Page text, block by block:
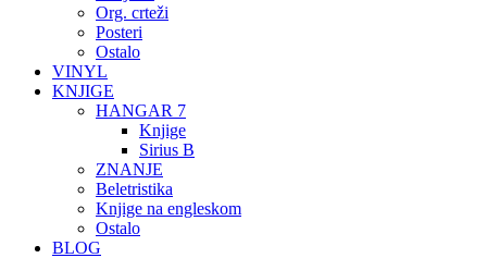
Org. crteži
Posteri
Ostalo
VINYL
KNJIGE
HANGAR 7
Knjige
Sirius B
ZNANJE
Beletristika
Knjige na engleskom
Ostalo
BLOG